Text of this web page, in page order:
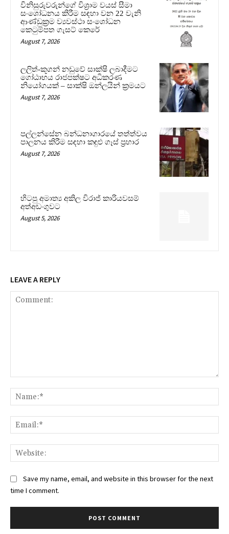
විනිසුරුවරුන්ගේ විශ්‍රාම වයස් සීමා
සංශෝධනය කිරීම සඳහා වන 22 වැනි
ආණ්ඩුක්‍රම ව්‍යවස්ථා සංශෝධන
කෙටුම්පත ගැසට් කෙරේ
August 7, 2026
ලලිත්-කූගන් නඩුවේ සාක්ෂි ලබාදීමට
ගෝඨාභය රාජපක්ෂට අධිකරණ
නියෝගයක් – සාක්ෂි ඔන්ලයින් ක්‍රමයට
August 7, 2026
පල්ලන්සේන බන්ධනාගාරයේ තත්ත්වය
පාලනය කිරීම සඳහා කඳුළු ගෑස් ප්‍රහාර
August 7, 2026
හිටපු අමාත්‍ය අකිල විරාජ් කාරියවසම්
අත්අඩංගුවට
August 5, 2026
LEAVE A REPLY
Save my name, email, and website in this browser for the next
time I comment.